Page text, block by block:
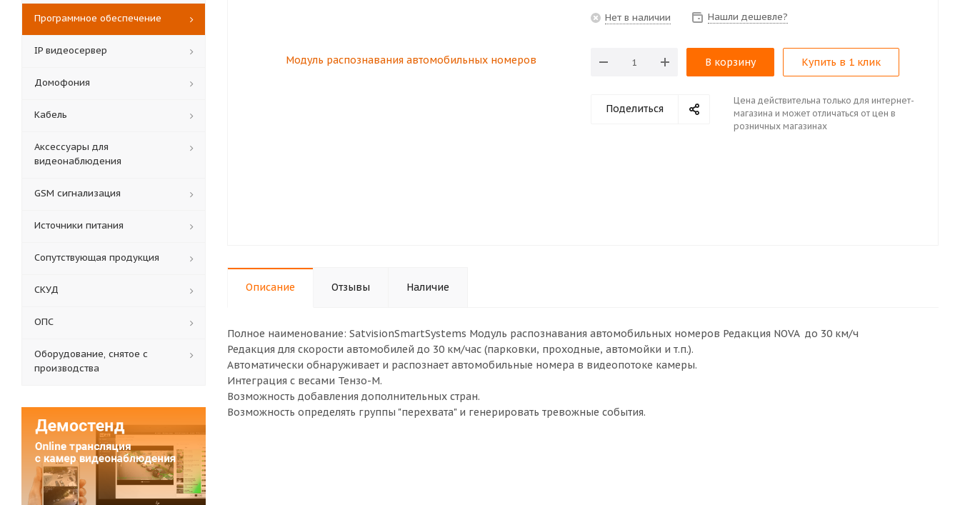
Нет в наличии Нашли дешевле?
В корзину Купить в 1 клик
Поделиться
Цена действительна только для интернет-
магазина и может отличаться от цен в
розничных магазинах
Описание Отзывы Наличие
Полное наименование: SatvisionSmartSystems Модуль распознавания автомобильных номеров Редакция NOVA до 30 км/ч
Редакция для скорости автомобилей до 30 км/час (парковки, проходные, автомойки и т.п.).
Автоматически обнаруживает и распознает автомобильные номера в видеопотоке камеры.
Интеграция с весами Тензо-М.
Возможность добавления дополнительных стран.
Возможность определять группы "перехвата" и генерировать тревожные события.
Программное обеспечение
IP видеосервер
Домофония
Кабель
Аксессуары для
видеонаблюдения
GSM сигнализация
Источники питания
Сопутствующая продукция
СКУД
ОПС
Оборудование, снятое с
производства